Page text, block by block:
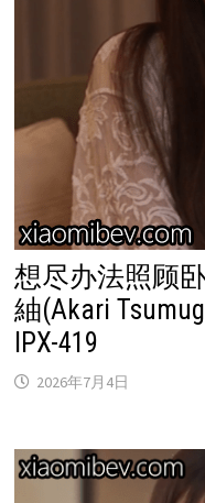
想尽办法照顾
紬(Akari
IPX-419
2026年7月4日